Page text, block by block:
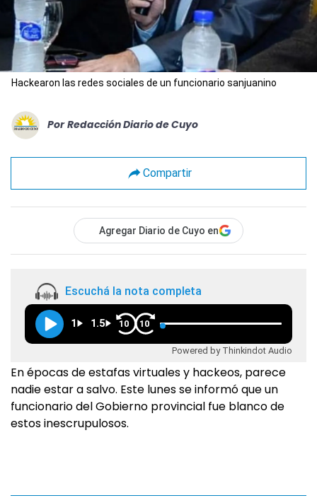
Hackearon las redes sociales de un funcionario sanjuanino
Por Redacción Diario de Cuyo
Compartir
Agregar Diario de Cuyo en
Escuchá la nota completa
1 1.5 10 10
Powered by Thinkindot Audio
En épocas de estafas virtuales y hackeos, parece
nadie estar a salvo. Este lunes se informó que un
funcionario del Gobierno provincial fue blanco de
estos inescrupulosos.